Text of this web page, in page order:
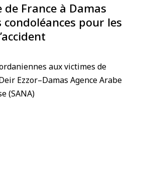
de France à Damas
condoléances pour les